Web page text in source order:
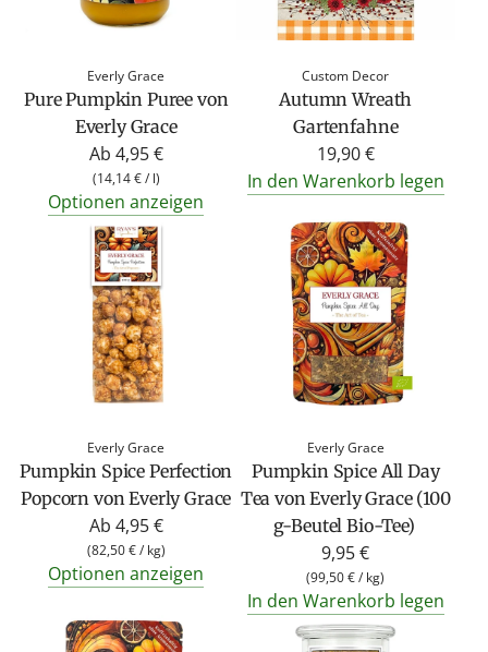
Everly Grace
Pure Pumpkin Puree von
Everly Grace
Ab 4,95 €
(14,14 €/ l)
Optionen anzeigen
Custom Decor
Autumn Wreath
Gartenfahne
19,90 €
In den Warenkorb legen
Everly Grace
Pumpkin Spice Perfection
Popcorn von Everly Grace
Ab 4,95 €
(82,50 €/ kg)
Optionen anzeigen
Everly Grace
Pumpkin Spice All Day
Tea von Everly Grace (100
g-Beutel Bio-Tee)
9,95 €
(99,50 €/ kg)
In den Warenkorb legen